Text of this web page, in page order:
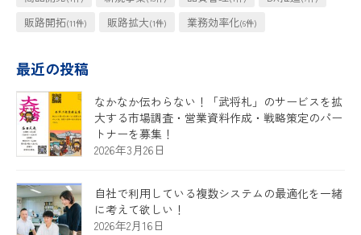
販路開拓(11件) 販路拡大(1件) 業務効率化(6件)
最近の投稿
なかなか伝わらない！「武将札」のサービスを拡
大する市場調査・営業資料作成・戦略策定のパー
トナーを募集！
2026年3月26日
自社で利用している複数システムの最適化を一緒
に考えて欲しい！
2026年2月16日